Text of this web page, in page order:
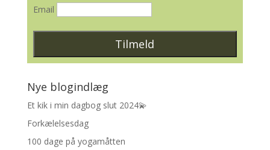
Email
Nye blogindlæg
Et kik i min dagbog slut 2024💫
Forkælelsesdag
100 dage på yogamåtten